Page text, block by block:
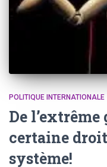
POLITIQUE INTERNATIONALE
De l’extrême
certaine
système!